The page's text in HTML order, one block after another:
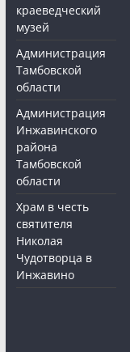
краеведческий
музей
Администрация
Тамбовской
области
Администрация
Инжавинского
района
Тамбовской
области
Храм в честь
святителя
Николая
Чудотворца в
Инжавино